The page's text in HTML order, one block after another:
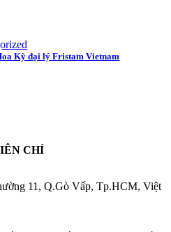
Kỳ đại lý Fristam Vietnam
CHÍ
11, Q.Gò Vấp, Tp.HCM, Việt